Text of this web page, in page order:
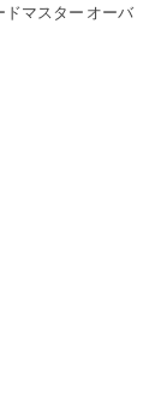
ドマスター オーバ